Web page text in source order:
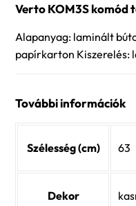
Verto KOM3S komód
Alapanyag: laminált
papírkarton Kiszerelés:
További információk
Szélesség (cm) 63
Dekor